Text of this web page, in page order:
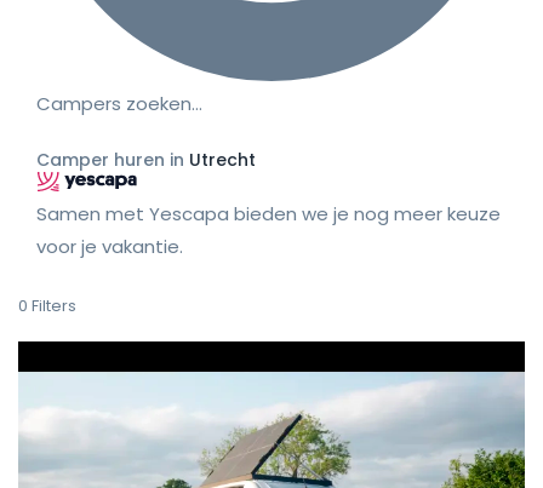
Campers zoeken…
Camper huren in Utrecht
Samen met Yescapa bieden we je nog meer keuze
voor je vakantie.
0 Filters